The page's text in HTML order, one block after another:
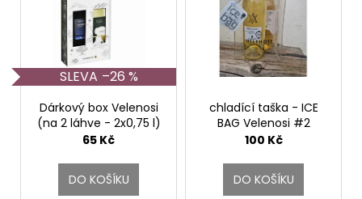
o
d
p
r
–26 %
Dárkový box Velenosi
(na 2 láhve - 2x0,75 l)
Velenosi Vini
65 Kč
DO KOŠÍKU
chladící taška - ICE
BAG Velenosi #2
Velenosi
100 Kč
DO KOŠÍKU
o
r